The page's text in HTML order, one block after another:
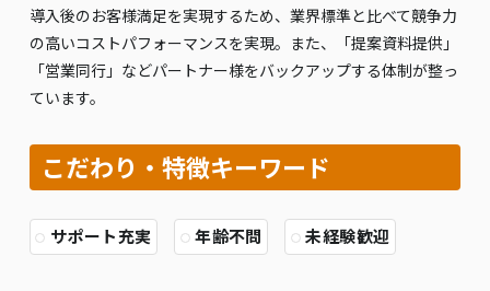
導入後のお客様満足を実現するため、業界標準と比べて競争力
の高いコストパフォーマンスを実現。また、「提案資料提供」
「営業同行」などパートナー様をバックアップする体制が整っ
ています。
こだわり・特徴キーワード
サポート充実 年齢不問 未経験歓迎